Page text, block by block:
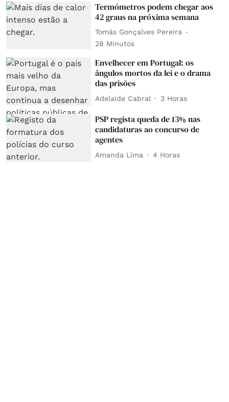
Termómetros podem chegar aos
42 graus na próxima semana
Tomás Gonçalves Pereira
28 Minutos
Envelhecer em Portugal: os
ângulos mortos da lei e o drama
das prisões
Adelaide Cabral 3 Horas
PSP regista queda de 13% nas
candidaturas ao concurso de
agentes
Amanda Lima 4 Horas